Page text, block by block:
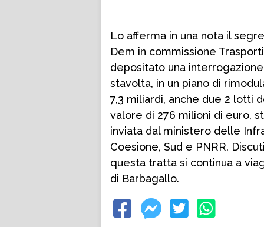
Lo afferma in una nota il
Dem in commissione
depositato una
stavolta, in un piano di
7,3 miliardi, anche due 2 lotti
valore di 276 milioni di euro,
inviata dal ministero delle
Coesione, Sud e PNRR.
questa tratta si continua a
di Barbagallo.